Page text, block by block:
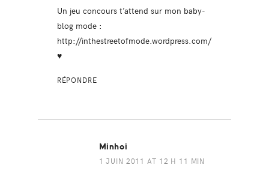
Un jeu concours t’attend sur mon baby-
blog mode :
http://inthestreetofmode.wordpress.com/
♥
RÉPONDRE
Minhoi
1 JUIN 2011 AT 12 H 11 MIN